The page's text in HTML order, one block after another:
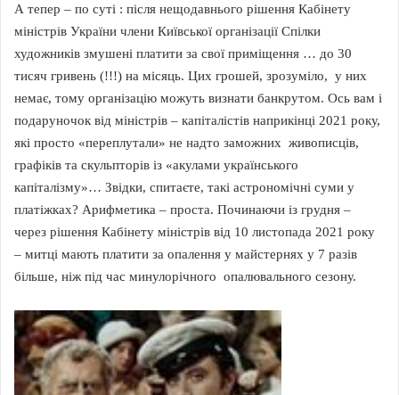
А тепер – по суті : після нещодавнього рішення Кабінету
міністрів України члени Київської організації Спілки
художників змушені платити за свої приміщення … до 30
тисяч гривень (!!!) на місяць. Цих грошей, зрозуміло, у них
немає, тому організацію можуть визнати банкрутом. Ось вам і
подаруночок від міністрів – капіталістів наприкінці 2021 року,
які просто «переплутали» не надто заможних живописців,
графіків та скульпторів із «акулами українського
капіталізму»… Звідки, спитаєте, такі астрономічні суми у
платіжках? Арифметика – проста. Починаючи із грудня –
через рішення Кабінету міністрів від 10 листопада 2021 року
– митці мають платити за опалення у майстернях у 7 разів
більше, ніж під час минулорічного опалювального сезону.